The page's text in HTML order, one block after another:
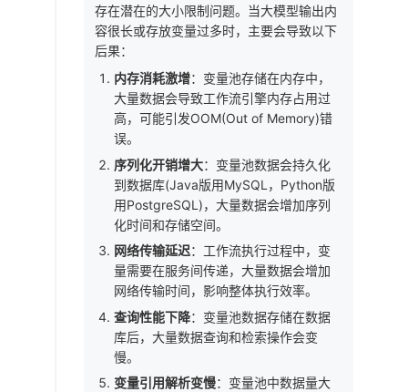
存在潜在的大小限制问题。当大模型输出内
容很长或存放变量过多时，主要会导致以下
后果：
内存消耗激增：变量池存储在内存中，
大量数据会导致工作流引擎内存占用过
高，可能引发OOM(Out of Memory)错
误。
序列化开销增大：变量池数据会持久化
到数据库(Java版用MySQL，Python版
用PostgreSQL)，大量数据会增加序列
化时间和存储空间。
网络传输延迟：工作流执行过程中，变
量需要在服务间传递，大量数据会增加
网络传输时间，影响整体执行效率。
查询性能下降：变量池数据存储在数据
库后，大量数据查询和检索操作会变
慢。
变量引用解析变慢：变量池中数据量大